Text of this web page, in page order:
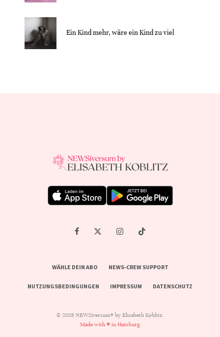
Ein Kind mehr, wäre ein Kind zu viel
WÄHLE DEIN ABO NEWS-CREW SUPPORT
NUTZUNGSBEDINGUNGEN IMPRESSUM DATENSCHUTZ
© 2026 NEWSiversum® by Elisabeth Koblitz.
Made with ♥ in Hamburg